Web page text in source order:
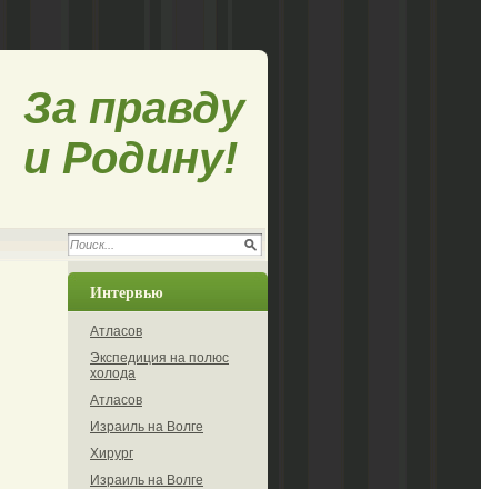
За правду
и Родину!
Интервью
Атласов
Экспедиция на полюс
холода
Атласов
Израиль на Волге
Хирург
Израиль на Волге